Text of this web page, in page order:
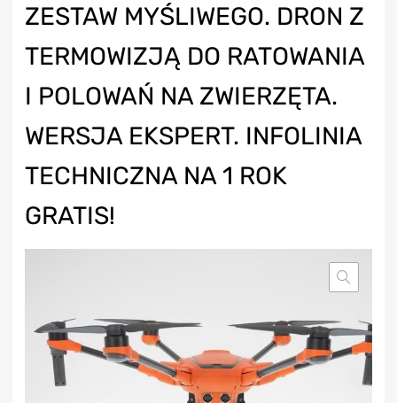
ZESTAW MYŚLIWEGO. DRON Z
TERMOWIZJĄ DO RATOWANIA
I POLOWAŃ NA ZWIERZĘTA.
WERSJA EKSPERT. INFOLINIA
TECHNICZNA NA 1 ROK
GRATIS!